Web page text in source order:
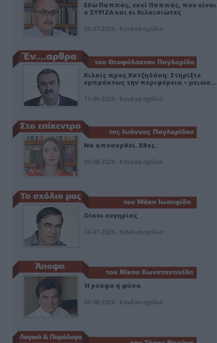
Εδώ Παππάς, εκεί Παππάς, που είναι
ο ΣΥΡΙΖΑ και οι Κιλκισιώτες
26-07-2026 - Κανένα σχόλιο
Κιλκίς προς Χατζηδάκη: Στηρίξτε
εμπράκτως την περιφέρεια – μειώσ…
11-06-2026 - Κανένα σχόλιο
Να αποσυρθεί. Χθες.
03-08-2026 - Κανένα σχόλιο
Οίκοι ευγηρίας
24-07-2026 - Κανένα σχόλιο
Ή ρούφα ή φύσα
03-08-2026 - Κανένα σχόλιο